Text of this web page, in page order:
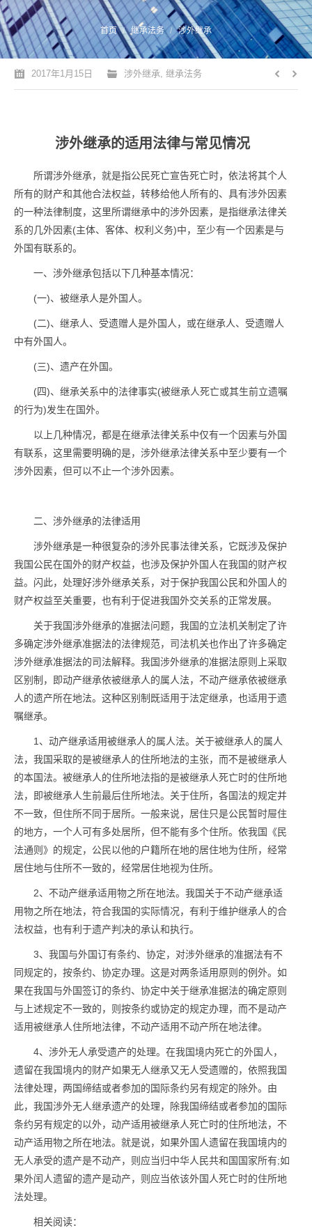
您的位置： 首页 继承法务 涉外继承
2017年1月15日 涉外继承, 继承法务
涉外继承的适用法律与常见情况
所谓涉外继承，就是指公民死亡宣告死亡时，依法将其个人
所有的财产和其他合法权益，转移给他人所有的、具有涉外因素
的一种法律制度，这里所谓继承中的涉外因素，是指继承法律关
系的几外因素(主体、客体、权利义务)中，至少有一个因素是与
外国有联系的。
一、涉外继承包括以下几种基本情况：
(一)、被继承人是外国人。
(二)、继承人、受遗赠人是外国人，或在继承人、受遗赠人
中有外国人。
(三)、遗产在外国。
(四)、继承关系中的法律事实(被继承人死亡或其生前立遗嘱
的行为)发生在国外。
以上几种情况，都是在继承法律关系中仅有一个因素与外国
有联系，这里需要明确的是，涉外继承法律关系中至少要有一个
涉外因素，但可以不止一个涉外因素。
二、涉外继承的法律适用
涉外继承是一种很复杂的涉外民事法律关系，它既涉及保护
我国公民在国外的财产权益，也涉及保护外国人在我国的财产权
益。闪此，处理好涉外继承关系，对于保护我国公民和外国人的
财产权益至关重要，也有利于促进我国外交关系的正常发展。
关于我国涉外继承的准据法问题，我国的立法机关制定了许
多确定涉外继承准据法的法律规范，司法机关也作出了许多确定
涉外继承准据法的司法解释。我国涉外继承的准据法原则上采取
区别制，即动产继承依被继承人的属人法，不动产继承依被继承
人的遗产所在地法。这种区别制既适用于法定继承，也适用于遗
嘱继承。
1、动产继承适用被继承人的属人法。关于被继承人的属人
法，我国采取的是被继承人的住所地法的主张，而不是被继承人
的本国法。被继承人的住所地法指的是被继承人死亡时的住所地
法，即被继承人生前最后住所地法。关于住所，各国法的规定并
不一致，但住所不同于居所。一般来说，居住只是公民暂时屉住
的地方，一个人可有多处居所，但不能有多个住所。依我国《民
法通则》的规定，公民以他的户籍所在地的居住地为住所，经常
居住地与住所不一致的，经常居住地视为住所。
2、不动产继承适用物之所在地法。我国关于不动产继承适
用物之所在地法，符合我国的实际情况，有利于维护继承人的合
法权益，也有利于遗产判决的承认和执行。
3、我国与外国订有条约、协定，对涉外继承的准据法有不
同规定的，按条约、协定办理。这是对两条适用原则的例外。如
果在我国与外国签订的条约、协定中关于继承准据法的确定原则
与上述规定不一致的，则按条约或协定的规定办理，而不是动产
适用被继承人住所地法律，不动产适用不动产所在地法律。
4、涉外无人承受遗产的处理。在我国境内死亡的外国人，
遗留在我国境内的财产如果无人继承又无人受遗赠的，依照我国
法律处理，两国缔结或者参加的国际条约另有规定的除外。由
此，我国涉外无人继承遗产的处理，除我国缔结或者参加的国际
条约另有规定的以外，动产适用被继承人死亡时的住所地法，不
动产适用物之所在地法。就是说，如果外国人遗留在我国境内的
无人承受的遗产是不动产，则应当归中华人民共和国国家所有;如
果外闰人遗留的遗产是动产，则应当依该外国人死亡时的住所地
法处理。
相关阅读：